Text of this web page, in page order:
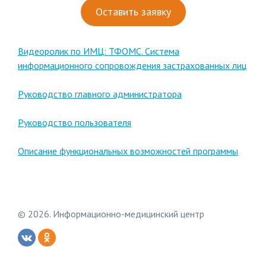
Оставить заявку
Видеоролик по ИМЦ: ТФОМС. Система
информационного сопровождения застрахованных лиц
Руководство главного администратора
Руководство пользователя
Описание функциональных возможностей программы
© 2026. Информационно-медицинский центр